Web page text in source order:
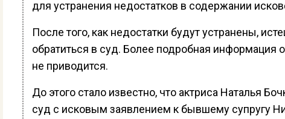
для устранения недостатков в содержании
После того, как недостатки будут устранены,
обратиться в суд. Более подробная информация
не приводится.
До этого стало известно, что актриса Наталья
суд с исковым заявлением к бывшему супругу